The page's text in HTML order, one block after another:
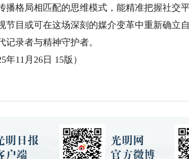
播格局相匹配的思维模式，能精准把握社交
节目或可在这场深刻的媒介变革中重新确立
录者与精神守护者。
11月26日 15版）